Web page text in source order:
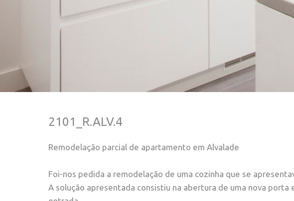
2101_R.ALV.4
Remodelação parcial de apartamento em Alvalade
Foi-nos pedida a remodelação de uma cozinha que se
A solução apresentada consistiu na abertura de uma nova porta